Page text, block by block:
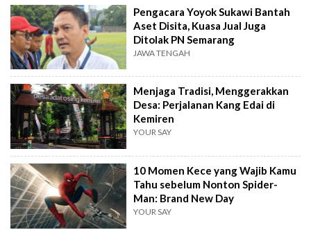
Pengacara Yoyok Sukawi Bantah
Aset Disita, Kuasa Jual Juga
Ditolak PN Semarang
JAWA TENGAH
Menjaga Tradisi, Menggerakkan
Desa: Perjalanan Kang Edai di
Kemiren
YOUR SAY
10 Momen Kece yang Wajib Kamu
Tahu sebelum Nonton Spider-
Man: Brand New Day
YOUR SAY